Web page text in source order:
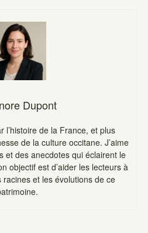
Dupont
l’histoire de la France, et plus
de la culture occitane. J’aime
et des anecdotes qui éclairent le
objectif est d’aider les lecteurs à
et les évolutions de ce